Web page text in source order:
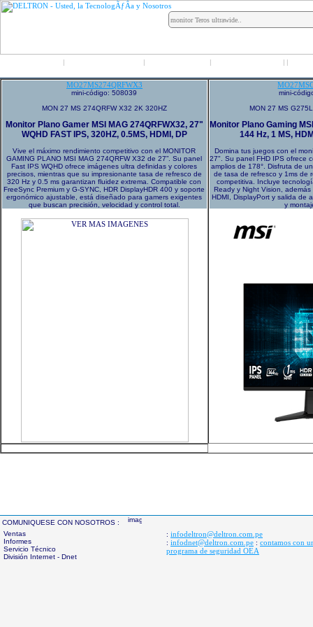
| | | | |
MO27MS274QRFWX3
mini-código: 508039
MON 27 MS 274QRFW X32 2K 320HZ
Monitor Plano Gamer MSI MAG 274QRFWX32, 27"
WQHD FAST IPS, 320HZ, 0.5MS, HDMI, DP
Vive el máximo rendimiento competitivo con el MONITOR
GAMING PLANO MSI MAG 274QRFW X32 de 27”. Su panel
Fast IPS WQHD ofrece imágenes ultra definidas y colores
precisos, mientras que su impresionante tasa de refresco de
320 Hz y 0.5 ms garantizan fluidez extrema. Compatible con
FreeSync Premium y G-SYNC, HDR DisplayHDR 400 y soporte
ergonómico ajustable, está diseñado para gamers exigentes
que buscan precisión, velocidad y control total.
mini-
MON 27 MS
Monitor Plano Gaming
144 Hz, 1 MS,
Domina tus juegos con el
27". Su panel FHD IPS ofrece
amplios de 178°. Disfruta de
de tasa de refresco y 1ms de
competitiva. Incluye
Ready y Night Vision,
HDMI, DisplayPort y salida de
y
COMUNIQUESE CON NOSOTROS :
Ventas
Informes
Servicio Técnico
División Internet - Dnet
: infodeltron@deltron.com.pe
: infodnet@deltron.com.pe : contamos con
programa de seguridad OEA